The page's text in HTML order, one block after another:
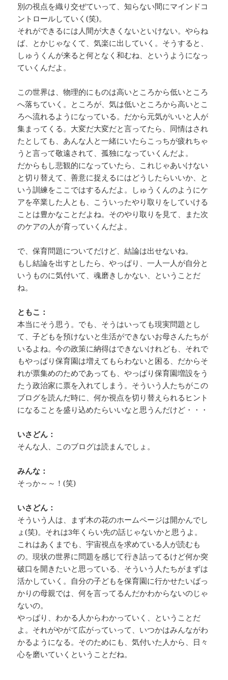
別の視点を織り交ぜていって、知らない間にマインドコ
ントロールしていく(笑)。
それができるには人間が大きくないといけない。やらね
ば、とかじゃなくて、気楽に出していく。そうすると、
しゅうくんが来ると何となく和むね、というようになっ
ていくんだよ。
この世界は、物理的にものは高いところから低いところ
へ落ちていく。ところが、気は低いところから高いとこ
ろへ流れるようになっている。だから元気がいいと人が
集まってくる。大変だ大変だと言ってたら、同情はされ
たとしても、あんな人と一緒にいたらこっちが疲れちゃ
うと言って敬遠されて、孤独になっていくんだよ。
だからもし悲観的になっていたら、これじゃあいけない
と切り替えて、善意に捉えるにはどうしたらいいか、と
いう訓練をここではするんだよ。しゅうくんのようにケ
アを卒業した人とも、こういったやり取りをしていける
ことは豊かなことだよね。そのやり取りを見て、また次
のケアの人が育っていくんだよ。
で、保育問題についてだけど、結論は出せないね。
もし結論を出すとしたら、やっぱり、一人一人が自分と
いうものに気付いて、魂磨きしかない、ということだ
ね。
ともこ：
本当にそう思う。でも、そうはいっても現実問題とし
て、子どもを預けないと生活ができないお母さんたちが
いるよね。今の政策に納得はできないけれども、それで
もやっぱり保育園は増えてもらわないと困る、だからそ
れが票集めのためであっても、やっぱり保育園増設をう
たう政治家に票を入れてしまう。そういう人たちがこの
ブログを読んだ時に、何か視点を切り替えられるヒント
になることを盛り込めたらいいなと思うんだけど・・・
いさどん：
そんな人、このブログは読まんでしょ。
みんな：
そっか～～！(笑)
いさどん：
そういう人は、まず木の花のホームページは開かんでし
ょ(笑)。それは3年くらい先の話じゃないかと思うよ。
これはあくまでも、宇宙視点を求めている人が読むも
の。現状の世界に問題を感じて行き詰ってるけど何か突
破口を開きたいと思っている、そういう人たちがまずは
活かしていく。自分の子どもを保育園に行かせたいばっ
かりの母親では、何を言ってるんだかわからないのじゃ
ないの。
やっぱり、わかる人からわかっていく、ということだ
よ。それがやがて広がっていって、いつかはみんながわ
かるようになる。そのためにも、気付いた人から、日々
心を磨いていくということだね。